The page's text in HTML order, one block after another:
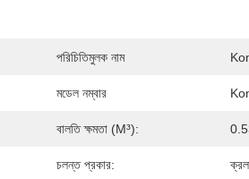
পরিচিতিমুলক নাম
মডেল নম্বার
বালতি ক্ষমতা (m³):
চলন্ত প্রকার: